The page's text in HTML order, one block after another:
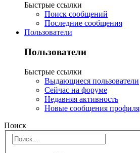
Быстрые ссылки
Поиск сообщений
Последние сообщения
Пользователи
Пользователи
Быстрые ссылки
Выдающиеся пользователи
Сейчас на форуме
Недавняя активность
Новые сообщения профиля
Поиск